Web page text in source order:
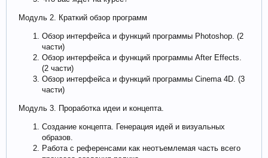
Модуль 2. Краткий обзор программ
Обзор интерфейса и функций программы Photoshop. (2
части)
Обзор интерфейса и функций программы After Effects.
(2 части)
Обзор интерфейса и функций программы Cinema 4D. (3
части)
Модуль 3. Проработка идеи и концепта.
Создание концепта. Генерация идей и визуальных
образов.
Работа с референсами как неотъемлемая часть всего